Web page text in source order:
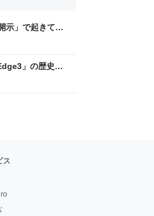
示」で起きてい
」の歴史に
ス